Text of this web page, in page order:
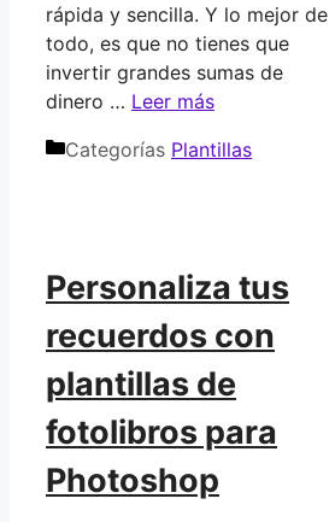
rápida y sencilla. Y lo mejor de
todo, es que no tienes que
invertir grandes sumas de
dinero … Leer más
Categorías Plantillas
Personaliza tus
recuerdos con
plantillas de
fotolibros para
Photoshop